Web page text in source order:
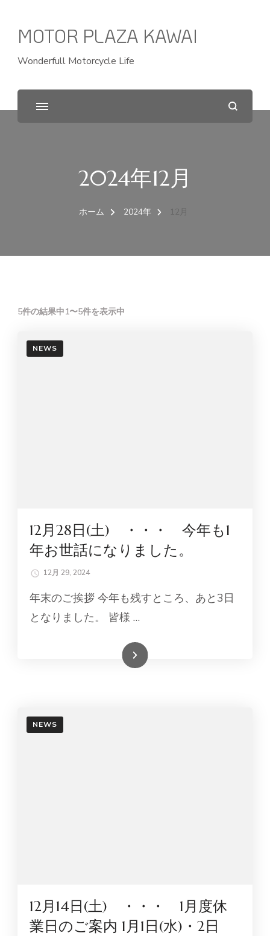
MOTOR PLAZA KAWAI
Wonderfull Motorcycle Life
2024年12月
ホーム 2024年 12月
5件の結果中1〜5件を表示中
NEWS
12月28日(土) ・・・ 今年も1
年お世話になりました。
12月 29, 2024
年末のご挨拶 今年も残すところ、あと3日
となりました。 皆様 …
続きを読む
NEWS
12月14日(土) ・・・ 1月度休
業日のご案内 1月1日(水)・2日